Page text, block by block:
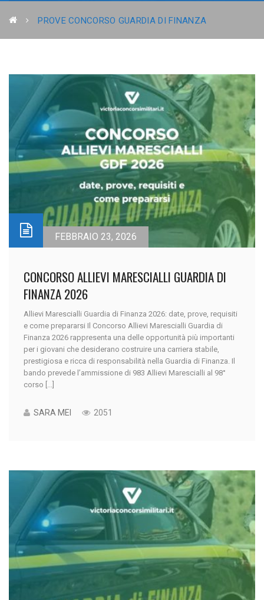
PROVE CONCORSO GUARDIA DI FINANZA
FEBBRAIO 23, 2026
CONCORSO ALLIEVI MARESCIALLI GUARDIA DI
FINANZA 2026
Allievi Marescialli Guardia di Finanza 2026: date, prove, requisiti
e come prepararsi Il Concorso Allievi Marescialli Guardia di
Finanza 2026 rappresenta una delle opportunità più importanti
per i giovani che desiderano costruire una carriera stabile,
prestigiosa e ricca di responsabilità nella Guardia di Finanza. Il
bando prevede l’ammissione di 983 Allievi Marescialli al 98°
corso [...]
SARA MEI 2051